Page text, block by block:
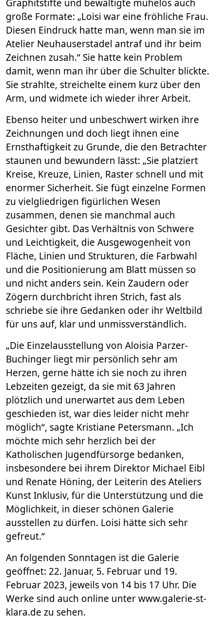
Graphitstifte und bewältigte mühelos auch
große Formate: „Loisi war eine fröhliche Frau.
Diesen Eindruck hatte man, wenn man sie im
Atelier Neuhauserstadel antraf und ihr beim
Zeichnen zusah.“ Sie hatte kein Problem
damit, wenn man ihr über die Schulter blickte.
Sie strahlte, streichelte einem kurz über den
Arm, und widmete ich wieder ihrer Arbeit.
Ebenso heiter und unbeschwert wirken ihre
Zeichnungen und doch liegt ihnen eine
Ernsthaftigkeit zu Grunde, die den Betrachter
staunen und bewundern lässt: „Sie platziert
Kreise, Kreuze, Linien, Raster schnell und mit
enormer Sicherheit. Sie fügt einzelne Formen
zu vielgliedrigen figürlichen Wesen
zusammen, denen sie manchmal auch
Gesichter gibt. Das Verhältnis von Schwere
und Leichtigkeit, die Ausgewogenheit von
Fläche, Linien und Strukturen, die Farbwahl
und die Positionierung am Blatt müssen so
und nicht anders sein. Kein Zaudern oder
Zögern durchbricht ihren Strich, fast als
schriebe sie ihre Gedanken oder ihr Weltbild
für uns auf, klar und unmissverständlich.
„Die Einzelausstellung von Aloisia Parzer-
Buchinger liegt mir persönlich sehr am
Herzen, gerne hätte ich sie noch zu ihren
Lebzeiten gezeigt, da sie mit 63 Jahren
plötzlich und unerwartet aus dem Leben
geschieden ist, war dies leider nicht mehr
möglich“, sagte Kristiane Petersmann. „Ich
möchte mich sehr herzlich bei der
Katholischen Jugendfürsorge bedanken,
insbesondere bei ihrem Direktor Michael Eibl
und Renate Höning, der Leiterin des Ateliers
Kunst Inklusiv, für die Unterstützung und die
Möglichkeit, in dieser schönen Galerie
ausstellen zu dürfen. Loisi hätte sich sehr
gefreut.“
An folgenden Sonntagen ist die Galerie
geöffnet: 22. Januar, 5. Februar und 19.
Februar 2023, jeweils von 14 bis 17 Uhr. Die
Werke sind auch online unter www.galerie-st-
klara.de zu sehen.